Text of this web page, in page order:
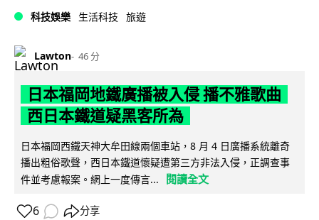
科技娛樂 生活科技 旅遊
Lawton 46 分
日本福岡地鐵廣播被入侵 播不雅歌曲
西日本鐵道疑黑客所為
日本福岡西鐵天神大牟田線兩個車站，8 月 4 日廣播系統離奇
播出粗俗歌聲，西日本鐵道懷疑遭第三方非法入侵，正調查事
件並考慮報案。網上一度傳言...
閱讀全文
6 分享